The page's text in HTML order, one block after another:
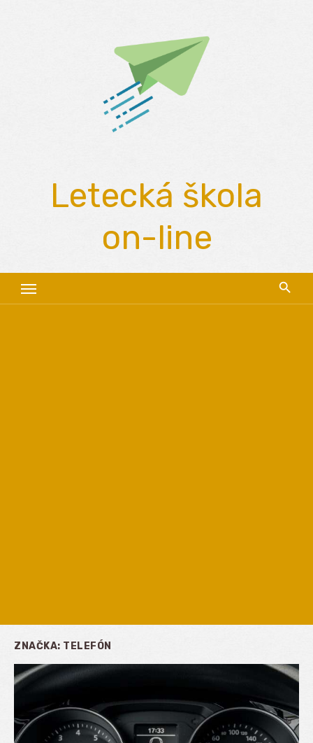
Letecká škola
on-line
ZNAČKA: TELEFÓN